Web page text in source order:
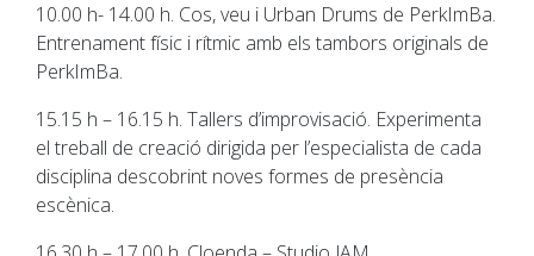
10.00 h- 14.00 h. Cos, veu i Urban Drums de PerkImBa.
Entrenament físic i rítmic amb els tambors originals de
PerkImBa.
​15.15 h – 16.15 h. Tallers d’improvisació. Experimenta
el treball de creació dirigida per l’especialista de cada
disciplina descobrint noves formes de presència
escènica.